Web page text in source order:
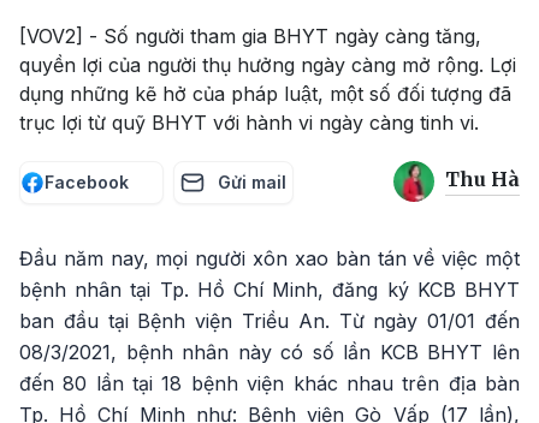
[VOV2] - Số người tham gia BHYT ngày càng tăng,
quyền lợi của người thụ hưởng ngày càng mở rộng. Lợi
dụng những kẽ hở của pháp luật, một số đối tượng đã
trục lợi từ quỹ BHYT với hành vi ngày càng tinh vi.
Facebook Gửi mail Thu Hà
Đầu năm nay, mọi người xôn xao bàn tán về việc một
bệnh nhân tại Tp. Hồ Chí Minh, đăng ký KCB BHYT
ban đầu tại Bệnh viện Triều An. Từ ngày 01/01 đến
08/3/2021, bệnh nhân này có số lần KCB BHYT lên
đến 80 lần tại 18 bệnh viện khác nhau trên địa bàn
Tp. Hồ Chí Minh như: Bệnh viện Gò Vấp (17 lần),